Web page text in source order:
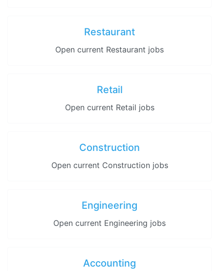
Restaurant
Open current Restaurant jobs
Retail
Open current Retail jobs
Construction
Open current Construction jobs
Engineering
Open current Engineering jobs
Accounting